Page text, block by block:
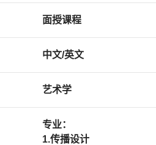
面授课程
中文/英文
艺术学
专业：
1.传播设计